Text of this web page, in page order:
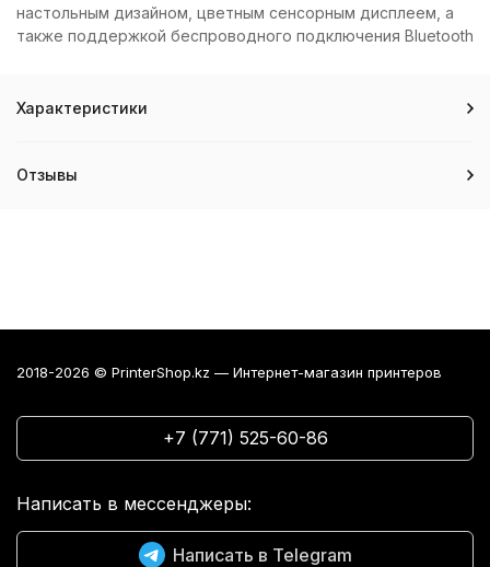
настольным дизайном, цветным сенсорным дисплеем, а
также поддержкой беспроводного подключения Bluetooth
Характеристики
Отзывы
2018-2026 © PrinterShop.kz — Интернет-магазин принтеров
+7 (771) 525-60-86
Написать в мессенджеры:
Написать в Telegram